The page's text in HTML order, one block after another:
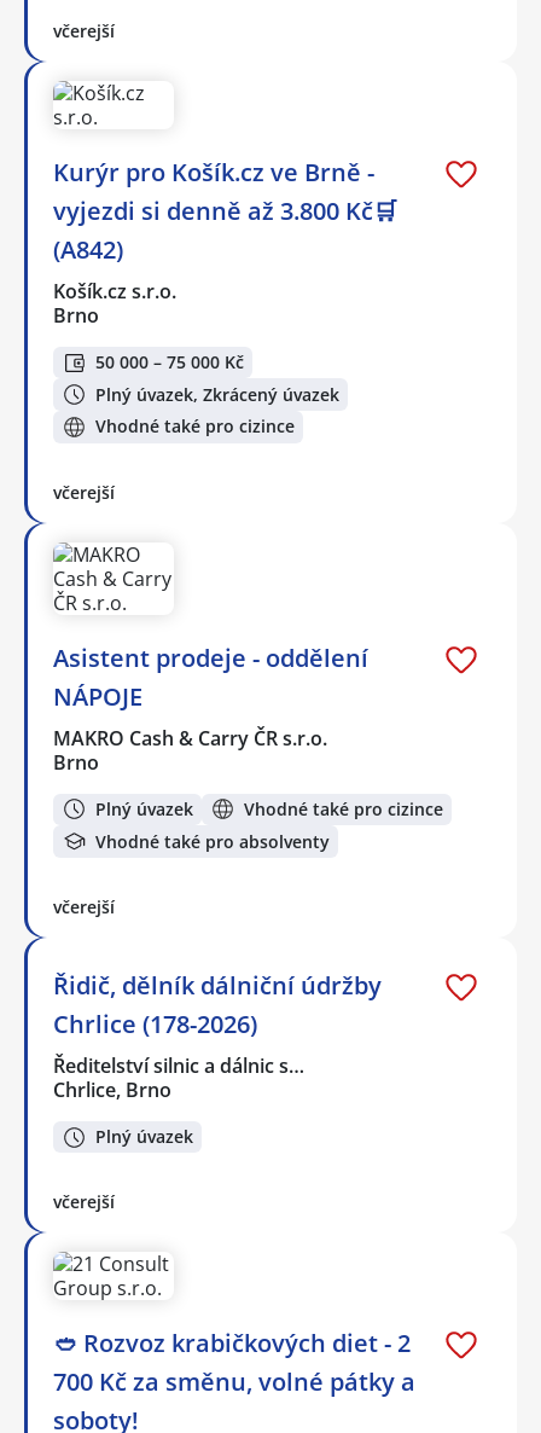
včerejší
Kurýr pro Košík.cz ve Brně -
vyjezdi si denně až 3.800 Kč🛒
(A842)
Košík.cz s.r.o.
Brno
50 000 – 75 000 Kč
Plný úvazek, Zkrácený úvazek
Vhodné také pro cizince
včerejší
Asistent prodeje - oddělení
NÁPOJE
MAKRO Cash & Carry ČR s.r.o.
Brno
Plný úvazek
Vhodné také pro cizince
Vhodné také pro absolventy
včerejší
Řidič, dělník dálniční údržby
Chrlice (178-2026)
Ředitelství silnic a dálnic s…
Chrlice, Brno
Plný úvazek
včerejší
🥙 Rozvoz krabičkových diet - 2
700 Kč za směnu, volné pátky a
soboty!